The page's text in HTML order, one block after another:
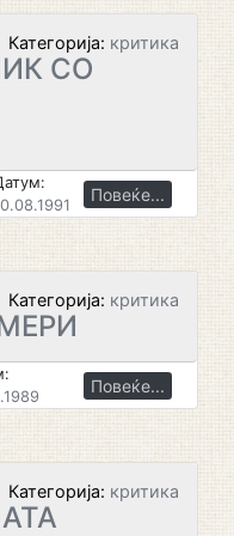
Категорија: критика
СО
Повеќе...
Категорија: критика
Повеќе...
Категорија: критика